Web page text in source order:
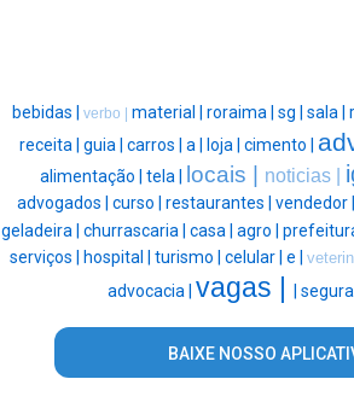
bebidas | verbo | material | roraima | sg | sala |
receita | guia | carros | a | loja | cimento |
alimentação | tela | locais | noticias |
advogados | curso | restaurantes | vendedor |
geladeira | churrascaria | casa | agro |
serviços | hospital | turismo | celular | e |
advocacia | vagas | |
BAIXE NOSSO